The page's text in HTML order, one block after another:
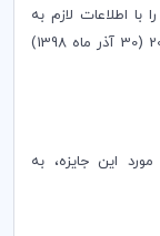
اطلاعات لازم به
منظور مشارکت تکمیل کنید. اسامی تا 21 نوامبر 2019 (30 آذر ماه 1398)
این جایزه، به